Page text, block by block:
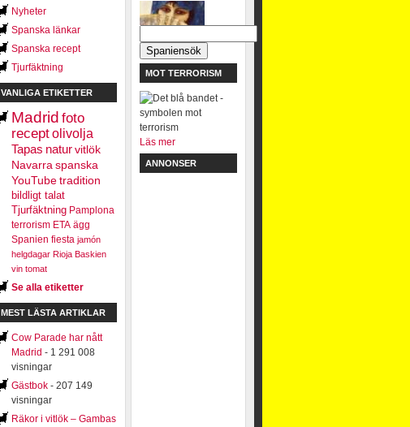
Nyheter
Spanska länkar
Spanska recept
Tjurfäktning
VANLIGA ETIKETTER
Madrid foto
receptolivolja
Tapas naturvitlök
Navarra spanska
YouTube tradition
bildligt talat
Tjurfäktning Pamplona
terrorism ETA ägg
Spanien fiesta jamón
helgdagar Rioja Baskien
vin tomat
Se alla etiketter
MEST LÄSTA ARTIKLAR
Cow Parade har nått
Madrid - 1 291 008
visningar
Gästbok - 207 149
visningar
Räkor i vitlök – Gambas
MOT TERRORISM
Läs mer
ANNONSER